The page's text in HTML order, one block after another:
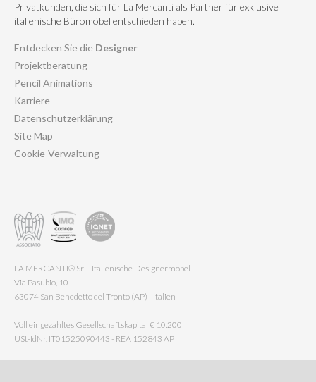
Privatkunden, die sich für La Mercanti als Partner für exklusive
italienische Büromöbel entschieden haben.
Entdecken Sie die Designer
Projektberatung
Pencil Animations
Karriere
Datenschutzerklärung
Site Map
Cookie-Verwaltung
LA MERCANTI® Srl - Italienische Designermöbel
Via Pasubio, 10
63074 San Benedetto del Tronto (AP) - Italien
Voll eingezahltes Gesellschaftskapital € 10.200
USt-IdNr. IT01525090443 - REA 152843 AP